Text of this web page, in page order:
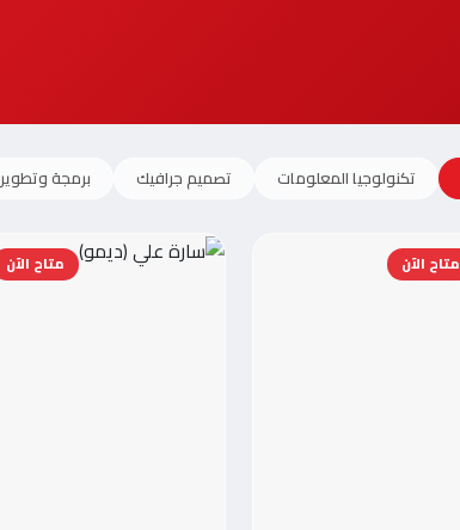
تكنولوجيا المعلومات تصميم جرافيك برمجة وتطوير
متاح الآن متاح الآن